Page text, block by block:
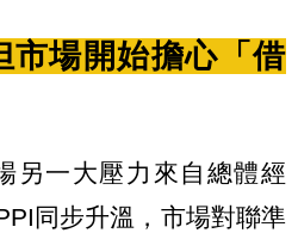
市場開始擔心「借
另一大壓力來自總體經
同步升溫，市場對聯準